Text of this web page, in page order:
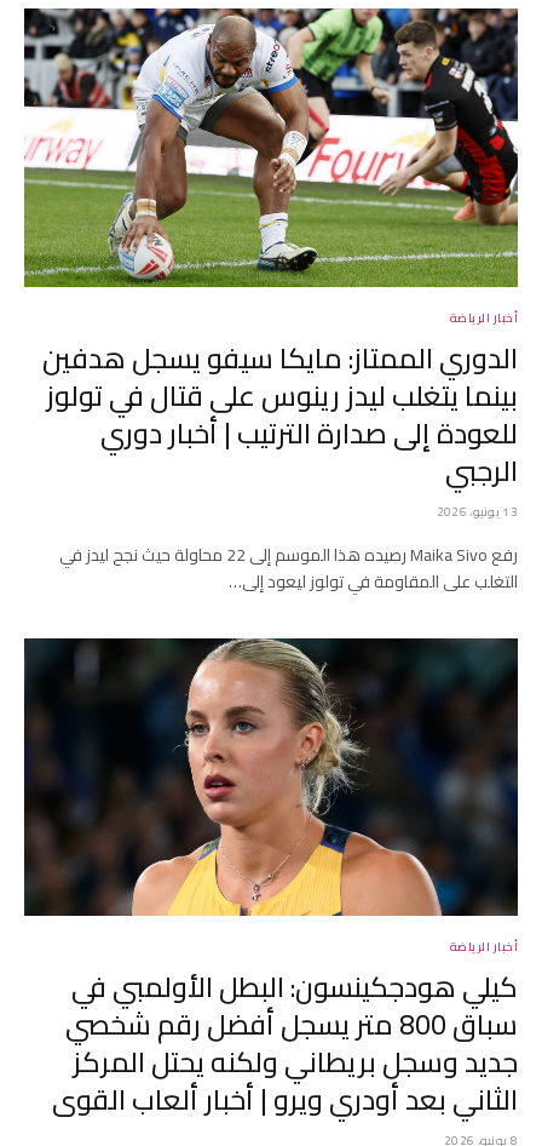
أخبار الرياضة
الدوري الممتاز: مايكا سيفو يسجل هدفين
بينما يتغلب ليدز رينوس على قتال في تولوز
للعودة إلى صدارة الترتيب | أخبار دوري
الرجبي
13 يونيو، 2026
رفع Maika Sivo رصيده هذا الموسم إلى 22 محاولة حيث نجح ليدز في
التغلب على المقاومة في تولوز ليعود إلى…
أخبار الرياضة
كيلي هودجكينسون: البطل الأولمبي في
سباق 800 متر يسجل أفضل رقم شخصي
جديد وسجل بريطاني ولكنه يحتل المركز
الثاني بعد أودري ويرو | أخبار ألعاب القوى
8 يونيو، 2026